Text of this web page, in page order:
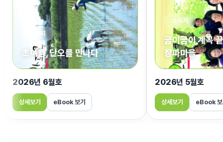
소식지
초여름, 단오를 만나다
2026년 6월호
상세보기 eBook 보기
소식지
굽이굽이 계곡
장파마을
2026년 5월호
상세보기 eBook 보